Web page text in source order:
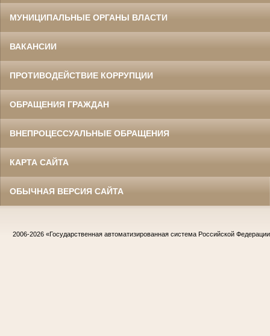
МУНИЦИПАЛЬНЫЕ ОРГАНЫ ВЛАСТИ
ВАКАНСИИ
ПРОТИВОДЕЙСТВИЕ КОРРУПЦИИ
ОБРАЩЕНИЯ ГРАЖДАН
ВНЕПРОЦЕССУАЛЬНЫЕ ОБРАЩЕНИЯ
КАРТА САЙТА
ОБЫЧНАЯ ВЕРСИЯ САЙТА
2006-2026 «Государственная автоматизированная система Российской